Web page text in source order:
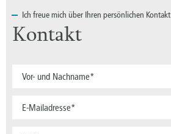
Ich freue mich über Ihren persönlichen Kontakt
Kontakt